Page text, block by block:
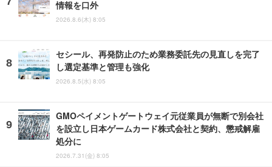
情報を口外
2026.8.6(木) 8:05
セシール、再発防止のため業務委託先の見直しを完了
し選定基準と管理も強化
2026.8.5(水) 8:05
GMOペイメントゲートウェイ元従業員が無断で別会社
を設立し日本ゲームカード株式会社と契約、懲戒解雇
処分に
2026.7.31(金) 8:05